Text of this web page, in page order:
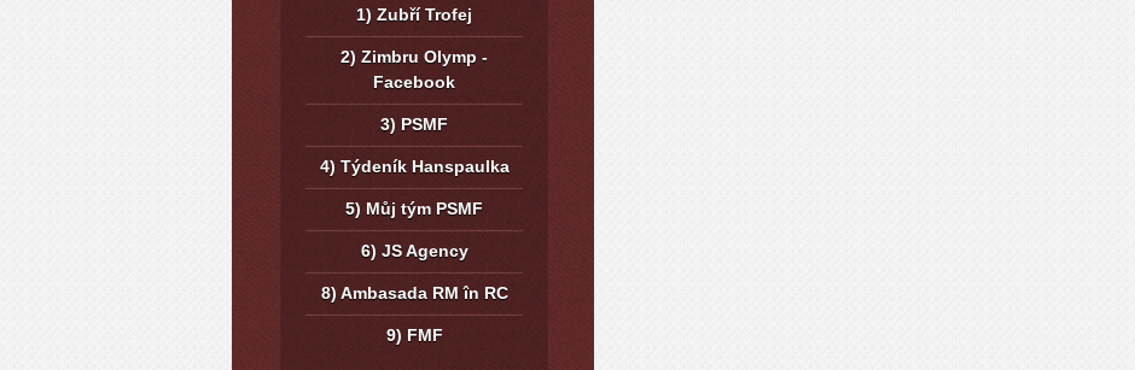
1) Zubří Trofej
2) Zimbru Olymp -
Facebook
3) PSMF
4) Týdeník Hanspaulka
5) Můj tým PSMF
6) JS Agency
8) Ambasada RM în RC
9) FMF